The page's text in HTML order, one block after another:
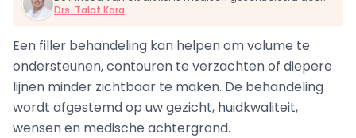
Drs. Talat Kara
Een filler behandeling kan helpen om volume te
ondersteunen, contouren te verzachten of diepere
lijnen minder zichtbaar te maken. De behandeling
wordt afgestemd op uw gezicht, huidkwaliteit,
wensen en medische achtergrond.